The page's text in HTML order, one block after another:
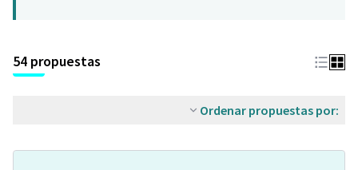
54 propuestas
Ordenar propuestas por: